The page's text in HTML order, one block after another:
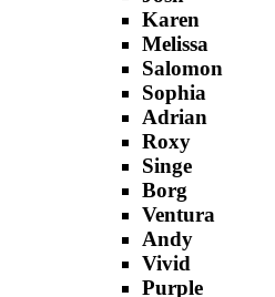
Karen
Melissa
Salomon
Sophia
Adrian
Roxy
Singe
Borg
Ventura
Andy
Vivid
Purple